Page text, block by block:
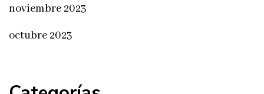
noviembre 2023
octubre 2023